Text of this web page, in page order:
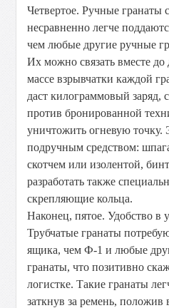
Четвертое. Ручные гранаты
несравненно легче
чем любые другие ручные
Их можно связать вместе до
массе взрывчатки каждой
даст килограммовый
против бронированной
уничтожить огневую точку.
подручным средством:
скотчем или изолентой,
разработать также
скрепляющие кольца.
Наконец, пятое. Удобство в
Трубчатые гранаты
ящика, чем Ф-1 и любые
гранаты, что позитивно
логистке. Такие гранаты
заткнув за ремень,